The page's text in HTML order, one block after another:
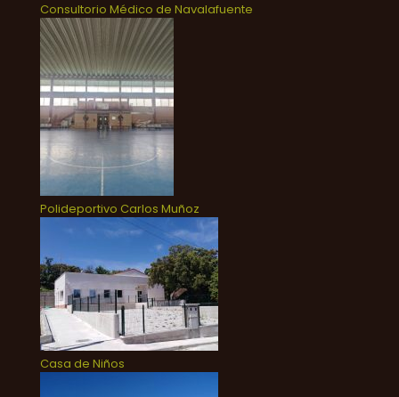
Consultorio Médico de Navalafuente
Polideportivo Carlos Muñoz
Casa de Niños